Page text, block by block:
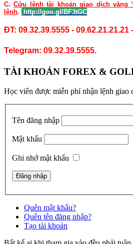
C.Cứu lệnh tài khoản giao dịch vàng
lệnh. http://goo.gl/BF3tGC
ĐT: 09.32.39.5555 - 09.62.21.21.21
Telegram: 09.32.39.5555.
TÀI KHOẢN FOREX &
Học viên được miễn phí nhận lệnh giao
Tên đăng nhập
Mật khẩu
Ghi nhớ mật khẩu
Quên mật khẩu?
Quên tên đăng nhập?
Tạo tài khoản